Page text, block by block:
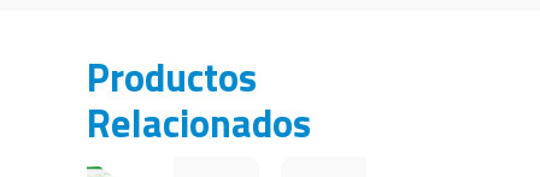
Productos
Relacionados